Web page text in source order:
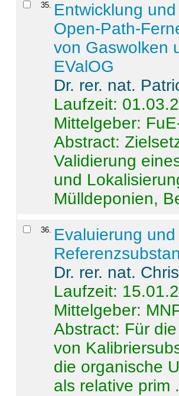
35. Entwicklung
Open-Path-
von Gaswolken
EValOG
Dr. rer. nat.
Laufzeit:
Mittelgeber:
Abstract:
Validierung
und
Mülldeponien,
36. Evaluierung
Dr. rer. nat.
Laufzeit:
Mittelgeber:
Abstract: Für
von
die organische
als relative prim